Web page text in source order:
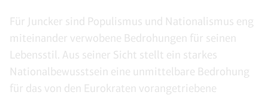
Für Juncker sind Populismus und Nationalismus eng
miteinander verwobene Bedrohungen für seinen
Lebensstil. Aus seiner Sicht stellt ein starkes
Nationalbewusstsein eine unmittelbare Bedrohung
für das von den Eurokraten vorangetriebene